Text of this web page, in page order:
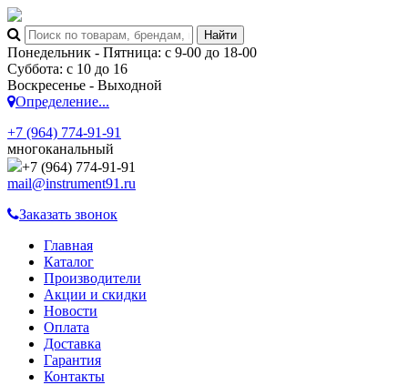
Понедельник - Пятница: с 9-00 до 18-00
Суббота: с 10 до 16
Воскресенье - Выходной
Определение...
+7 (964) 774-91-91
многоканальный
+7 (964) 774-91-91
mail@instrument91.ru
Заказать звонок
Главная
Каталог
Производители
Акции и скидки
Новости
Оплата
Доставка
Гарантия
Контакты